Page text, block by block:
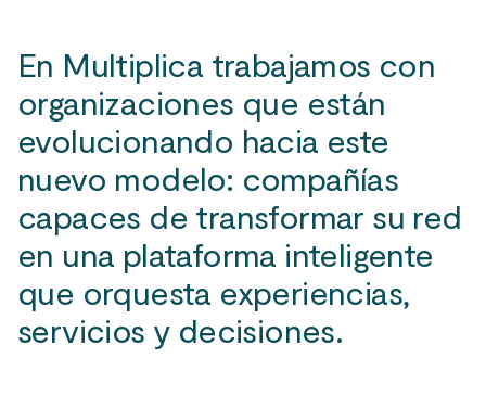
En Multiplica trabajamos con
organizaciones que están
evolucionando hacia este
nuevo modelo: compañías
capaces de transformar su red
en una plataforma inteligente
que orquesta experiencias,
servicios y decisiones.